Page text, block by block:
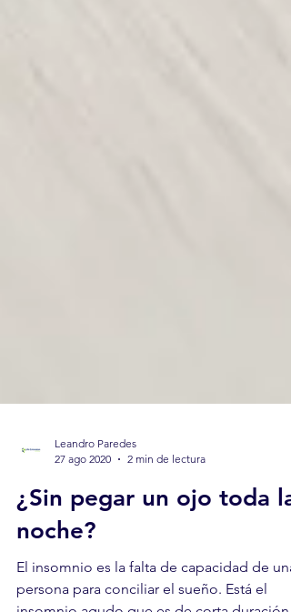
Leandro Paredes
27 ago 2020
¿Sin pegar un ojo toda la
noche?